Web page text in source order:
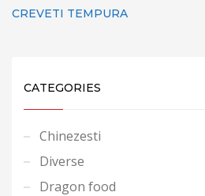
CREVETI TEMPURA
CATEGORIES
Chinezesti
Diverse
Dragon food